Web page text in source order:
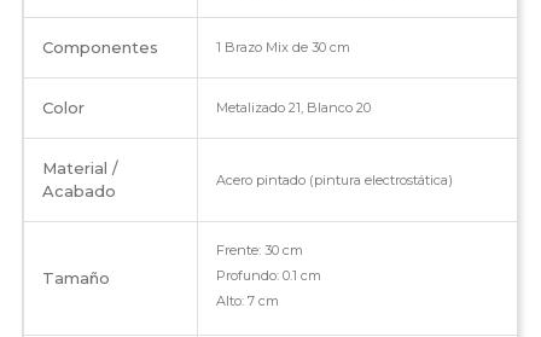
Componentes 1 Brazo Mix de 30 cm
Color Metalizado 21, Blanco 20
Material /
Acabado
Acero pintado (pintura electrostática)
Tamaño
Frente: 30 cm
Profundo: 0.1 cm
Alto: 7 cm